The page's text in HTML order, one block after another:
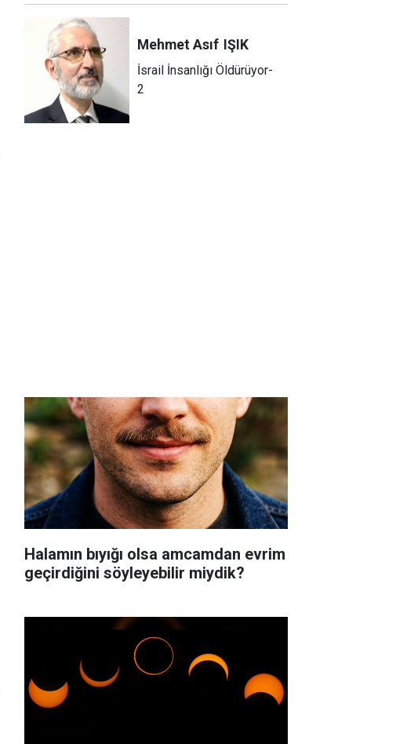
Mehmet Asıf IŞIK
İsrail İnsanlığı Öldürüyor-
2
Halamın bıyığı olsa amcamdan evrim
geçirdiğini söyleyebilir miydik?